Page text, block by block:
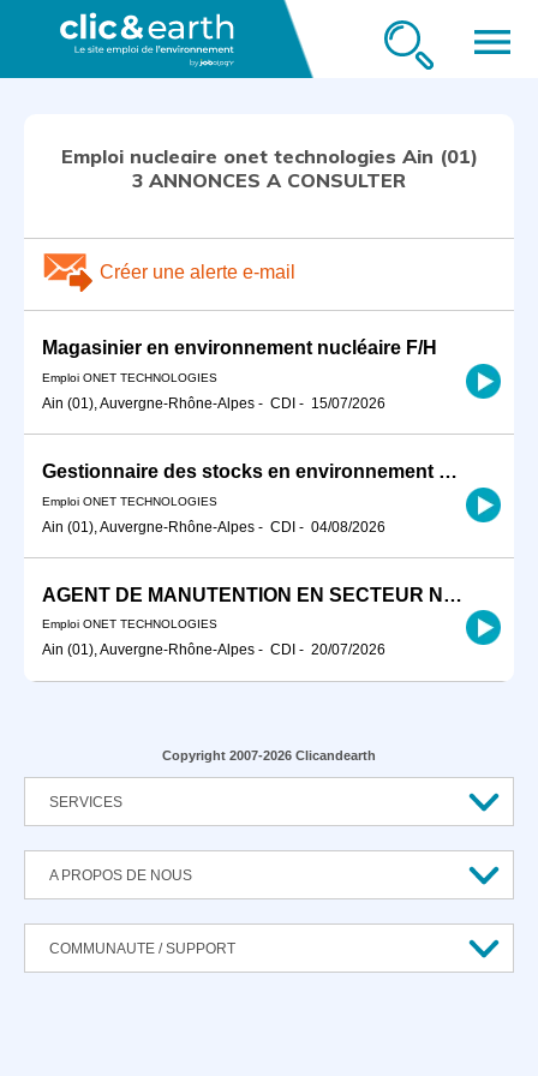
menu
Emploi nucleaire onet technologies Ain (01)
3 ANNONCES A CONSULTER
Créer une alerte e-mail
Magasinier en environnement nucléaire F/H
Emploi ONET TECHNOLOGIES
Ain (01), Auvergne-Rhône-Alpes - CDI - 15/07/2026
Gestionnaire des stocks en environnement nucléaire F/H
Emploi ONET TECHNOLOGIES
Ain (01), Auvergne-Rhône-Alpes - CDI - 04/08/2026
AGENT DE MANUTENTION EN SECTEUR NUCLEAIRE F/H
Emploi ONET TECHNOLOGIES
Ain (01), Auvergne-Rhône-Alpes - CDI - 20/07/2026
Copyright 2007-2026 Clicandearth
SERVICES
A PROPOS DE NOUS
COMMUNAUTE / SUPPORT